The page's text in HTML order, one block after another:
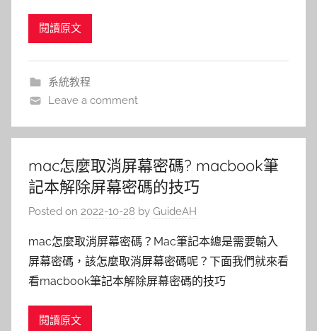
閱讀原文
系統教程
Leave a comment
mac怎麼取消屏幕密碼? macbook筆
記本解除屏幕密碼的技巧
Posted on 2022-10-28 by GuideAH
mac怎麼取消屏幕密碼？Mac筆記本總是需要輸入
屏幕密碼，該怎麼取消屏幕密碼呢？下面我們就來看
看macbook筆記本解除屏幕密碼的技巧
閱讀原文